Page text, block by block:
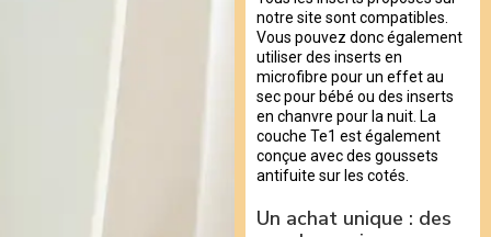
notre site sont compatibles.
Vous pouvez donc également
utiliser des inserts en
microfibre pour un effet au
sec pour bébé ou des inserts
en chanvre pour la nuit. La
couche Te1 est également
conçue avec des goussets
antifuite sur les cotés.
Un achat unique : des